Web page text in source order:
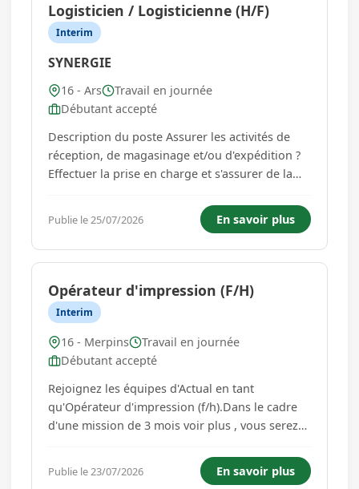
Logisticien / Logisticienne (H/F)
Interim
SYNERGIE
16 - Ars
Travail en journée
Débutant accepté
Description du poste Assurer les activités de
réception, de magasinage et/ou d'expédition ?
Effectuer la prise en charge et s'assurer de la
administratifs et les adresser aux services
concernés ? Effectuer des opérations de
manutention, trans...
Publie le 25/07/2026 En savoir plus
Opérateur d'impression (F/H)
Interim
16 - Merpins
Travail en journée
Débutant accepté
Rejoignez les équipes d'Actual en tant
qu'Opérateur d'impression (f/h).Dans le cadre
d'une mission de 3 mois voir plus , vous serez
rôle sera clé pour assurer la réalisation de
travaux d'impression d'excellence.Vos missions
Publie le 23/07/2026 En savoir plus